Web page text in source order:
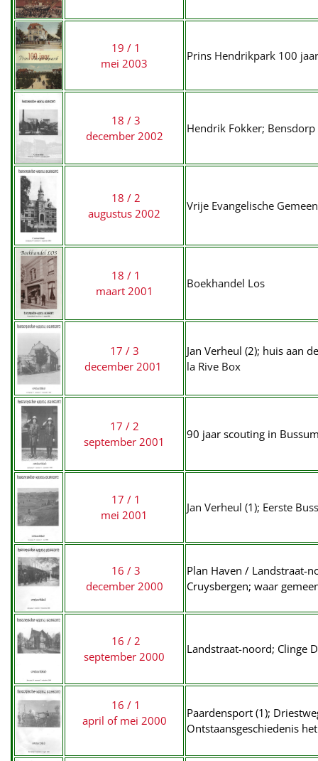
19 / 1
mei 2003
Prins Hendrikpark 100 jaar
18 / 3
december 2002
Hendrik Fokker; Bensdorp
18 / 2
augustus 2002
Vrije Evangelische
18 / 1
maart 2001
Boekhandel Los
17 / 3
december 2001
Jan Verheul (2); huis aan
la Rive Box
17 / 2
september 2001
90 jaar scouting in
17 / 1
mei 2001
Jan Verheul (1); Eerste
16 / 3
december 2000
Plan Haven / Landstraat-
Cruysbergen; waar
16 / 2
september 2000
Landstraat-noord; Clinge
16 / 1
april of mei 2000
Paardensport (1);
Ontstaansgeschiedenis